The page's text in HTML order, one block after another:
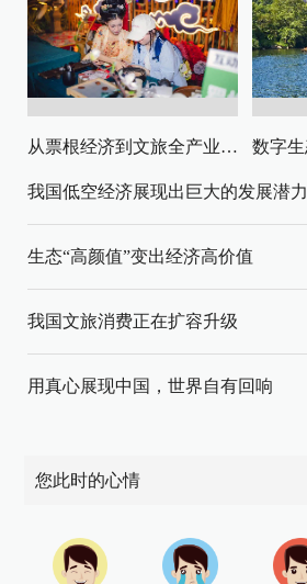
从票根经济到文旅全产业链升级
我国低空经济展现出巨大的发展潜力
生态“高颜值”变出经济高价值
我国文旅消费正在扩容升级
用真心展现中国，世界自有回响
您此时的心情